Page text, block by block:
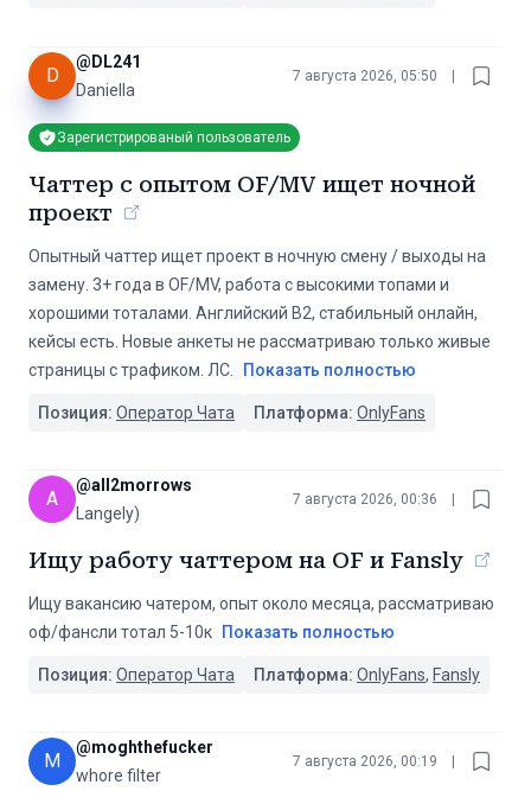
D
@ DL241
Daniella
7 августа 2026, 05:50
Зарегистрированый пользователь
Чаттер с опытом OF/MV ищет ночной
проект
Опытный чаттер ищет проект в ночную смену / выходы на
замену. 3+ года в OF/MV, работа с высокими топами и
хорошими тоталами. Английский B2, стабильный онлайн,
кейсы есть. Новые анкеты не рассматриваю только живые
страницы с трафиком. ЛС.
Показать полностью
Позиция: Оператор Чата Платформа: OnlyFans
A
@all2morrows
Langely)
7 августа 2026, 00:36
Ищу работу чаттером на OF и Fansly
Ищу вакансию чатером, опыт около месяца, рассматриваю
оф/фансли тотал 5-10к
Показать полностью
Позиция: Оператор Чата Платформа: OnlyFans, Fansly
M
@moghthefucker
whore filter
7 августа 2026, 00:19